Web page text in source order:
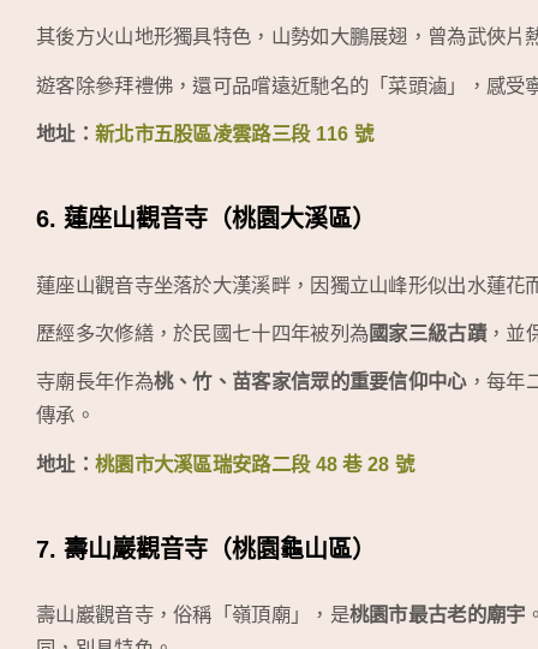
其後方火山地形獨具特色，山勢如大鵬展翅，曾為武俠片
遊客除參拜禮佛，還可品嚐遠近馳名的「菜頭滷」，感受
地址： 新北市五股區凌雲路三段 116 號
6. 蓮座山觀音寺（桃園大溪區）
蓮座山觀音寺坐落於大漢溪畔，因獨立山峰形似出水蓮花
歷經多次修繕，於民國七十四年被列為國家三級古蹟，並
寺廟長年作為桃、竹、苗客家信眾的重要信仰中心，每年
傳承。
地址： 桃園市大溪區瑞安路二段 48 巷 28 號
7. 壽山巖觀音寺（桃園龜山區）
壽山巖觀音寺，俗稱「嶺頂廟」，是桃園市最古老的廟宇